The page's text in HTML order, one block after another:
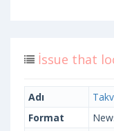
İssue that
Adı
Format